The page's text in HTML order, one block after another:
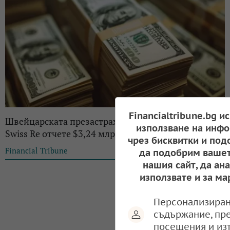
Швейцарската презастрахователна компания
Swiss Re отчете $3,24 млрд. печалба за 2024 г.
Financial Tribune 10:43, 27.02.2025
Financialtribune.bg
използване на
чрез бисквитки и
да подобрим
нашия сайт, да
използвате и за
съдържание,
посещения и